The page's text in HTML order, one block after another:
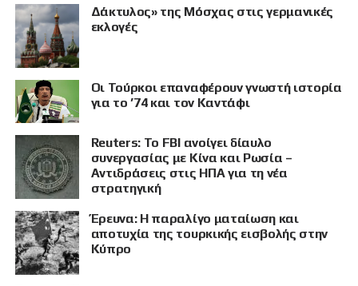
ΠΡΟΒΟΛΗ
Δάκτυλος» της Μόσχας στις γερμανικές
εκλογές
Οι Τούρκοι επαναφέρουν γνωστή ιστορία
για το ’74 και τον Καντάφι
Reuters: Το FBI ανοίγει δίαυλο
συνεργασίας με Κίνα και Ρωσία –
Αντιδράσεις στις ΗΠΑ για τη νέα
στρατηγική
Έρευνα: Η παραλίγο ματαίωση και
αποτυχία της τουρκικής εισβολής στην
Κύπρο